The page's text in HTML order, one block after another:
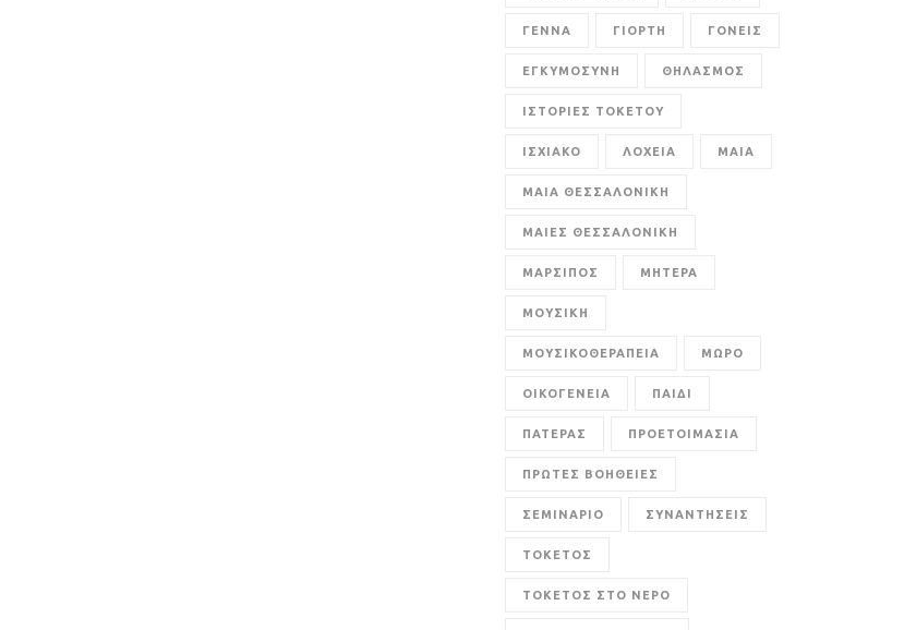
ΓΕΝΝΑ ΓΙΟΡΤΗ ΓΟΝΕΙΣ
ΕΓΚΥΜΟΣΥΝΗ ΘΗΛΑΣΜΟΣ
ΙΣΤΟΡΙΕΣ ΤΟΚΕΤΟΥ
ΙΣΧΙΑΚΟ ΛΟΧΕΙΑ ΜΑΙΑ
ΜΑΙΑ ΘΕΣΣΑΛΟΝΙΚΗ
ΜΑΙΕΣ ΘΕΣΣΑΛΟΝΙΚΗ
ΜΑΡΣΙΠΟΣ ΜΗΤΕΡΑ
ΜΟΥΣΙΚΗ
ΜΟΥΣΙΚΟΘΕΡΑΠΕΙΑ ΜΩΡΟ
ΟΙΚΟΓΕΝΕΙΑ ΠΑΙΔΙ
ΠΑΤΕΡΑΣ ΠΡΟΕΤΟΙΜΑΣΙΑ
ΠΡΩΤΕΣ ΒΟΗΘΕΙΕΣ
ΣΕΜΙΝΑΡΙΟ ΣΥΝΑΝΤΗΣΕΙΣ
ΤΟΚΕΤΟΣ
ΤΟΚΕΤΟΣ ΣΤΟ ΝΕΡΟ